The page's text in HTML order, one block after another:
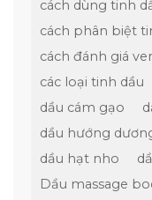
cách dùng tinh
cách phân biệt
cách đánh giá
các loại tinh dầu
dầu cám gạo
dầu hướng
dầu hạt nho
Dầu massage